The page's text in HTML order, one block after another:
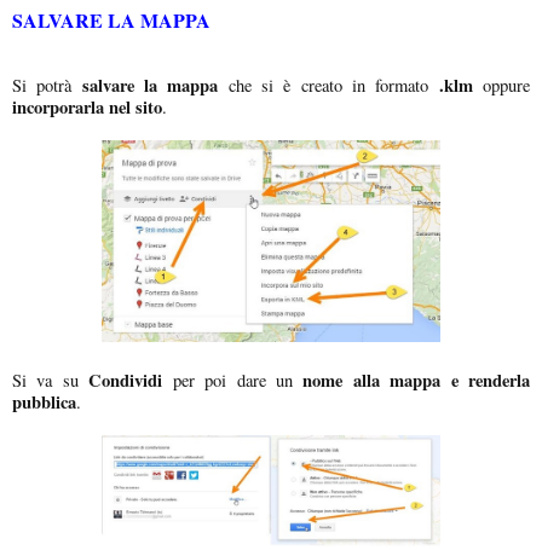
SALVARE LA MAPPA
Si potràsalvare la mappa che si è creato in formato .klmoppure
incorporarla nel sito.
Si va suCondividi per poi dare unnome alla mappa e renderla
pubblica.